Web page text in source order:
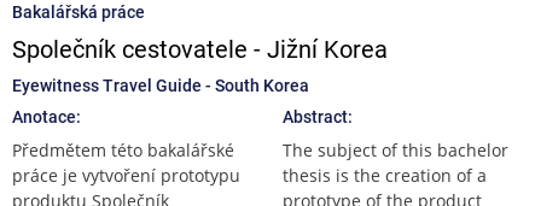
Bakalářská práce
Společník cestovatele - Jižní Korea
Eyewitness Travel Guide - South Korea
Anotace:
Předmětem této bakalářské
práce je vytvoření prototypu
produktu Společník
Abstract:
The subject of this bachelor
thesis is the creation of a
prototype of the product